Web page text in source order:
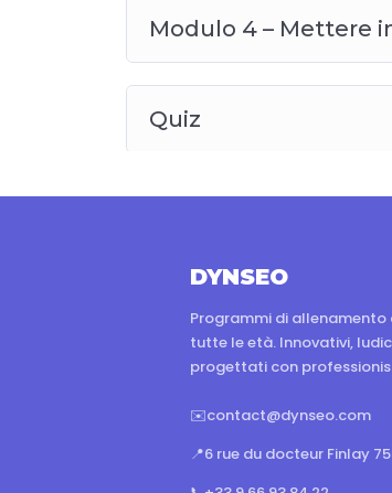
Modulo 4 – Mettere
Quiz
DYNSEO
Programmi di allenamento
tutte le età. Innovativi,
progettati con
✉️contact@dynseo.com
📍6 rue du docteur Finlay